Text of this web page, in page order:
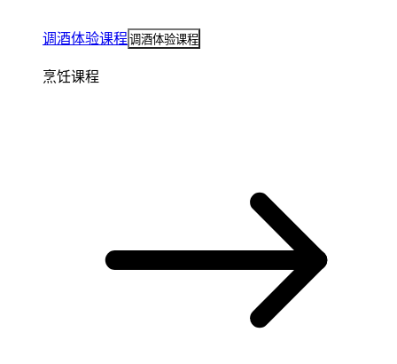
调酒体验课程 调酒体验课程
烹饪课程